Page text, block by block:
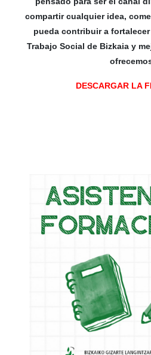
compartir cualquier idea,
pueda contribuir a
Trabajo Social de Bizkaia y
DESCARGAR LA